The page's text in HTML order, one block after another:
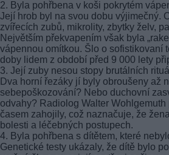
2. Byla pohřbena v koši pokrytém
Její hrob byl na svou dobu výjimečný.
zvířecích zubů, mikrolity, zbytky želv,
Největším překvapením však byla
vápennou omítkou. Šlo o sofistikovaní
doby lidem z období před 9 000 lety
3. Její zuby nesou stopy brutálních
Dva horní řezáky jí byly obroušeny až
sebepoškozování? Nebo duchovní
odvahy? Radiolog Walter
časem zahojily, což naznačuje, že
bolesti a léčebných postupech.
4. Byla pohřbena s dítětem, které
Genetické testy ukázaly, že dítě bylo